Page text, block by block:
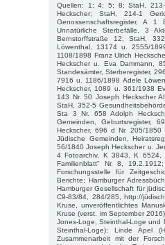
Quellen: 1; 4; 5; 8; StaH, 213-
Heckscher; StaH, 214-1
Genossenschaftsregister, A
Unnatürliche Sterbefälle, 3
Bernstorffstraße 12; StaH,
Löwenthal, 13174 u. 2555/
1108/1898 Franz Ulrich
Heckscher u. Eva Dammann,
Standesämter, Sterberegister,
7916 u. 1186/1898 Adele
Heckscher, 1089 u. 361/1938
143 Nr. 50 Joseph Heckscher
StaH, 352-5
Sta 3 Nr. 658 Adolph
Gemeinden, Geburtsregister,
Heckscher, 696 d Nr. 205/
Jüdische Gemeinden,
56/1840 Joseph Heckscher u.
4 Fotoarchiv, K 3843, K 6524,
Familienblatt" Nr. 8,
Forschungsstelle für
Berichte; Hamburger
Hamburger Gesellschaft für
C9-83/84, 284/285, http://
Kruse, unveröffentlichtes
Kruse (verst. im September
Jones-Loge, Steinthal-Loge und
Steinthal-Loge); Linde Apel
Zusammenarbeit mit der